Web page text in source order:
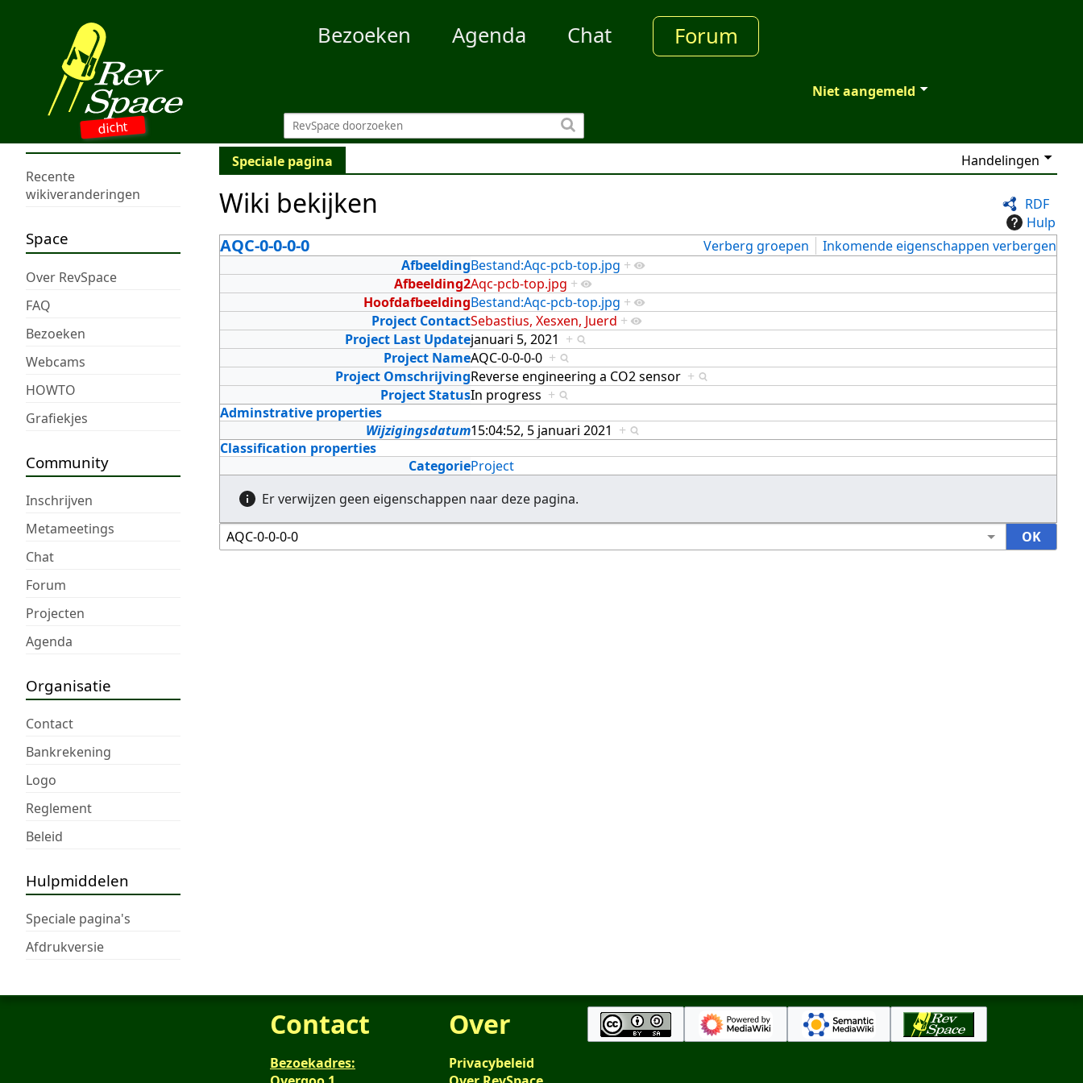
dicht
Bezoeken Agenda Chat Forum
Niet aangemeld
Recente
wikiveranderingen
Space
Over RevSpace
FAQ
Bezoeken
Webcams
HOWTO
Grafiekjes
Community
Inschrijven
Metameetings
Chat
Forum
Projecten
Agenda
Organisatie
Contact
Bankrekening
Logo
Reglement
Beleid
Hulpmiddelen
Speciale pagina's
Afdrukversie
Speciale pagina Handelingen
RDF
Hulp
Wiki bekijken
AQC-0-0-0-0 Verberg groepen
Inkomende eigenschappen verbergen
AfbeeldingBestand:Aqc-pcb-top.jpg +
Afbeelding2Aqc-pcb-top.jpg +
HoofdafbeeldingBestand:Aqc-pcb-top.jpg +
Project ContactSebastius, Xesxen, Juerd +
Project Last Updatejanuari 5, 2021 +
Project NameAQC-0-0-0-0 +
Project OmschrijvingReverse engineering a CO2 sensor +
Project StatusIn progress +
Adminstrative properties
Wijzigingsdatum15:04:52, 5 januari 2021 +
Classification properties
CategorieProject
Er verwijzen geen eigenschappen naar deze pagina.
Contact
Bezoekadres:
Over
Privacybeleid